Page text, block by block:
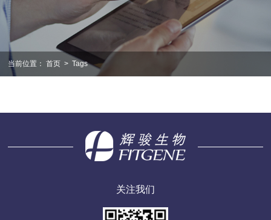
当前位置： 首页 > Tags
关注我们